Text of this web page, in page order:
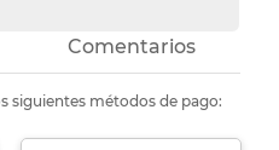
Comentarios
siguientes métodos de pago: